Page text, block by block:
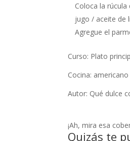
Coloca la
jugo / aceite de
Agregue el
Curso: Plato
Cocina: americano
Autor: Qué dulce
¡Ah, mira esa
Quizás te